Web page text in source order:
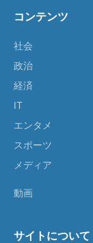
コンテンツ
社会
政治
経済
IT
エンタメ
スポーツ
メディア
動画
サイトについて